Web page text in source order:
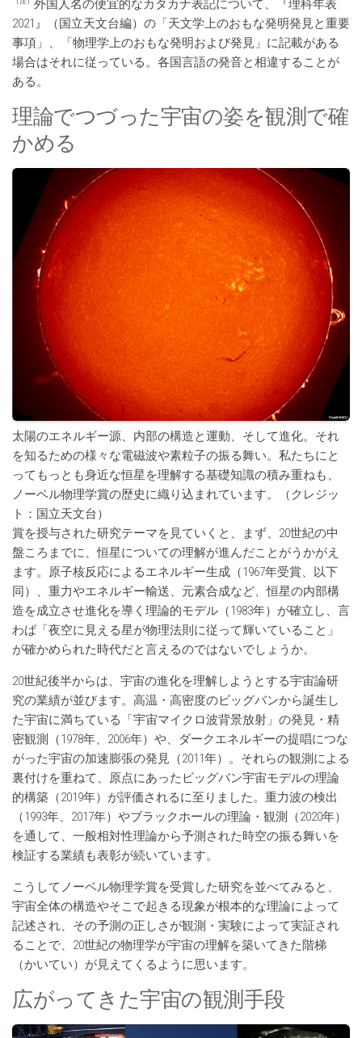
外国人名の便宜的なカタカナ表記について、『理科年表
2021』（国立天文台編）の「天文学上のおもな発明発見と重要
事項」、「物理学上のおもな発明および発見」に記載がある
場合はそれに従っている。各国言語の発音と相違することが
ある。
理論でつづった宇宙の姿を観測で確
かめる
太陽のエネルギー源、内部の構造と運動、そして進化。それ
を知るための様々な電磁波や素粒子の振る舞い。私たちにと
ってもっとも身近な恒星を理解する基礎知識の積み重ねも、
ノーベル物理学賞の歴史に織り込まれています。（クレジッ
ト：国立天文台）
賞を授与された研究テーマを見ていくと、まず、20世紀の中
盤ころまでに、恒星についての理解が進んだことがうかがえ
ます。原子核反応によるエネルギー生成（1967年受賞、以下
同）、重力やエネルギー輸送、元素合成など、恒星の内部構
造を成立させ進化を導く理論的モデル（1983年）が確立し、言
わば「夜空に見える星が物理法則に従って輝いていること」
が確かめられた時代だと言えるのではないでしょうか。
20世紀後半からは、宇宙の進化を理解しようとする宇宙論研
究の業績が並びます。高温・高密度のビッグバンから誕生し
た宇宙に満ちている「宇宙マイクロ波背景放射」の発見・精
密観測（1978年、2006年）や、ダークエネルギーの提唱につな
がった宇宙の加速膨張の発見（2011年）。それらの観測による
裏付けを重ねて、原点にあったビッグバン宇宙モデルの理論
的構築（2019年）が評価されるに至りました。重力波の検出
（1993年、2017年）やブラックホールの理論・観測（2020年）
を通して、一般相対性理論から予測された時空の振る舞いを
検証する業績も表彰が続いています。
こうしてノーベル物理学賞を受賞した研究を並べてみると、
宇宙全体の構造やそこで起きる現象が根本的な理論によって
記述され、その予測の正しさが観測・実験によって実証され
ることで、20世紀の物理学が宇宙の理解を築いてきた階梯
（かいてい）が見えてくるように思います。
広がってきた宇宙の観測手段